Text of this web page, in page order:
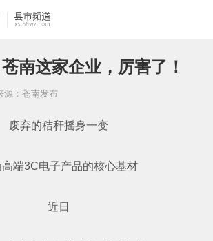
南这家企业，厉害了！
源：苍南发布
废弃的秸秆摇身一变
高端3C电子产品的核心基材
近日